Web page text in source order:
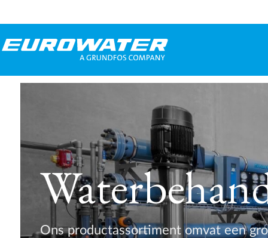
Ons productassortiment omvat een